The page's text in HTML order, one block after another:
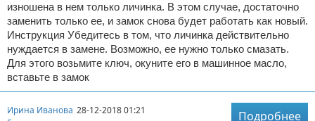
изношена в нем только личинка. В этом случае, достаточно
заменить только ее, и замок снова будет работать как новый.
Инструкция Убедитесь в том, что личинка действительно
нуждается в замене. Возможно, ее нужно только смазать.
Для этого возьмите ключ, окуните его в машинное масло,
вставьте в замок
Ирина Иванова 28-12-2018 01:21
Подробнее